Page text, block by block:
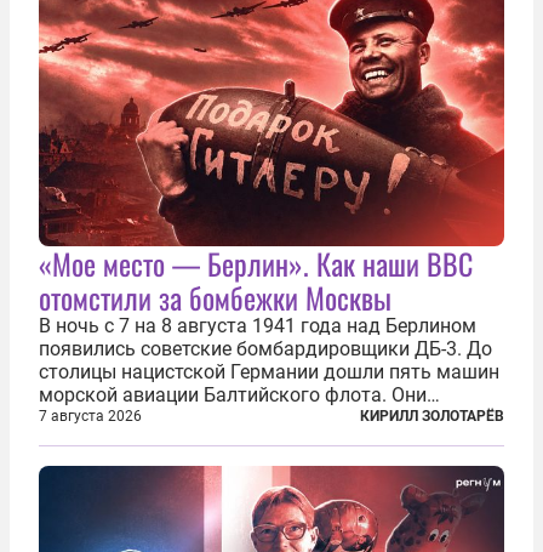
«Мое место — Берлин». Как наши ВВС
отомстили за бомбежки Москвы
В ночь с 7 на 8 августа 1941 года над Берлином
появились советские бомбардировщики ДБ-3. До
столицы нацистской Германии дошли пять машин
морской авиации Балтийского флота. Они
сбросили бомбы на город, который в тот момент
жил в полной уверенности, что война идет где-то
далеко на востоке, Красная...
7 августа 2026 КИРИЛЛ ЗОЛОТАРЁВ